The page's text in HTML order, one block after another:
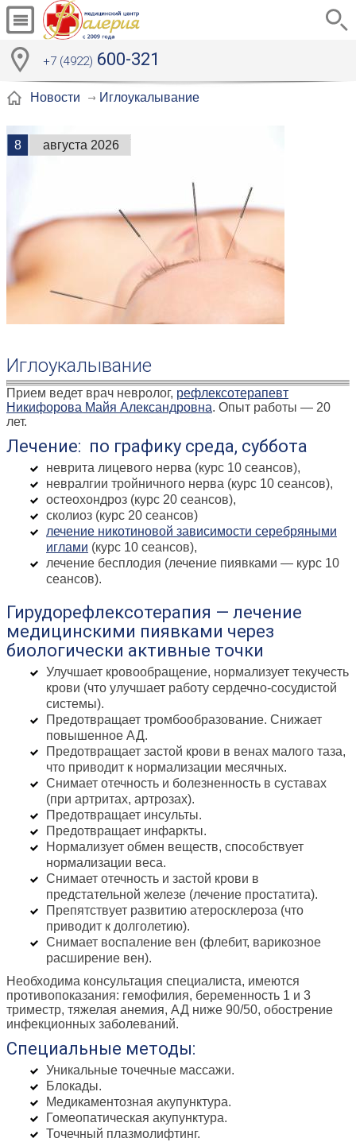
+7 (4922) 600-321
Новости Иглоукалывание
8 августа 2026
Иглоукалывание
Прием ведет врач невролог, рефлексотерапевт
Никифорова Майя Александровна. Опыт работы — 20
лет.
Лечение: по графику среда, суббота
неврита лицевого нерва (курс 10 сеансов),
невралгии тройничного нерва (курс 10 сеансов),
остеохондроз (курс 20 сеансов),
сколиоз (курс 20 сеансов)
лечение никотиновой зависимости серебряными
иглами (курс 10 сеансов),
лечение бесплодия (лечение пиявками — курс 10
сеансов).
Гирудорефлексотерапия — лечение
медицинскими пиявками через
биологически активные точки
Улучшает кровообращение, нормализует текучесть
крови (что улучшает работу сердечно-сосудистой
системы).
Предотвращает тромбообразование. Снижает
повышенное АД.
Предотвращает застой крови в венах малого таза,
что приводит к нормализации месячных.
Снимает отечность и болезненность в суставах
(при артритах, артрозах).
Предотвращает инсульты.
Предотвращает инфаркты.
Нормализует обмен веществ, способствует
нормализации веса.
Снимает отечность и застой крови в
предстательной железе (лечение простатита).
Препятствует развитию атеросклероза (что
приводит к долголетию).
Снимает воспаление вен (флебит, варикозное
расширение вен).
Необходима консультация специалиста, имеются
противопоказания: гемофилия, беременность 1 и 3
триместр, тяжелая анемия, АД ниже 90/50, обострение
инфекционных заболеваний.
Специальные методы:
Уникальные точечные массажи.
Блокады.
Медикаментозная акупунктура.
Гомеопатическая акупунктура.
Точечный плазмолифтинг.